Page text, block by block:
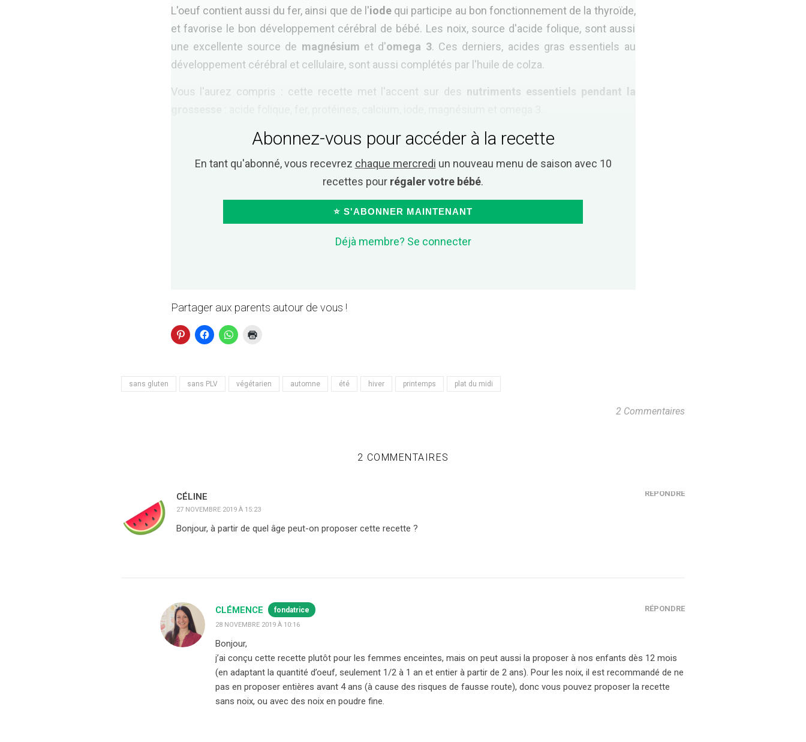
L'oeuf contient aussi du fer, ainsi que de l'iode qui participe au bon fonctionnement de la thyroïde,
et favorise le bon développement cérébral de bébé. Les noix, source d'acide folique, sont aussi
une excellente source de magnésium et d'omega 3. Ces derniers, acides gras essentiels au
développement cérébral et cellulaire, sont aussi complétés par l'huile de colza.
Vous l'aurez compris : cette recette met l'accent sur des nutriments essentiels pendant la
Abonnez-vous pour accéder à la recette
En tant qu'abonné, vous recevrez chaque mercredi un nouveau menu de saison avec 10
recettes pour régaler votre bébé.
⭐ S'ABONNER MAINTENANT
Déjà membre? Se connecter
Partager aux parents autour de vous !
sans gluten sans PLV végétarien automne été hiver printemps plat du midi
2 Commentaires
2 COMMENTAIRES
CÉLINE
27 NOVEMBRE 2019 À 15:23
RÉPONDRE
Bonjour, à partir de quel âge peut-on proposer cette recette ?
CLÉMENCE fondatrice
28 NOVEMBRE 2019 À 10:16
RÉPONDRE
Bonjour,
j’ai conçu cette recette plutôt pour les femmes enceintes, mais on peut aussi la proposer à nos enfants dès 12 mois
(en adaptant la quantité d’oeuf, seulement 1/2 à 1 an et entier à partir de 2 ans). Pour les noix, il est recommandé de ne
pas en proposer entières avant 4 ans (à cause des risques de fausse route), donc vous pouvez proposer la recette
sans noix, ou avec des noix en poudre fine.